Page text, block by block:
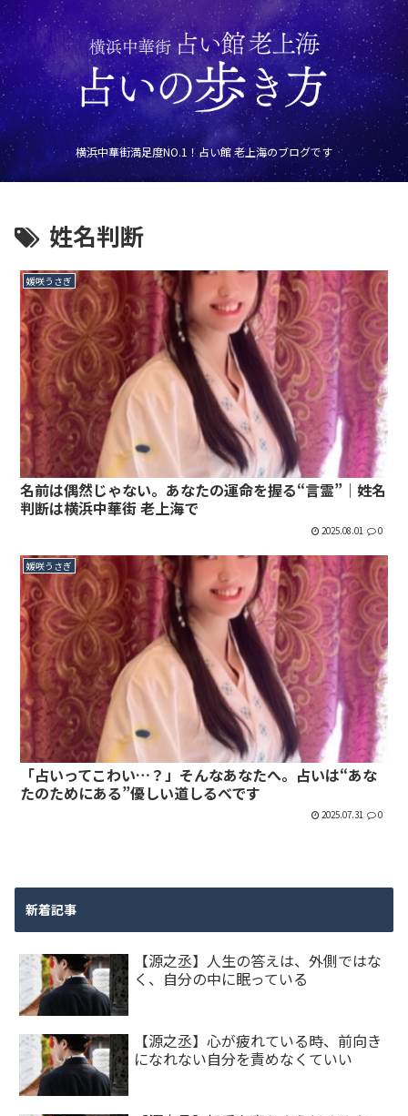
横浜中華街満足度NO.1！占い館 老上海のブログです
姓名判断
媛咲うさぎ
名前は偶然じゃない。あなたの運命を握る“言霊”｜姓名
判断は横浜中華街 老上海で
2025.08.01 0
媛咲うさぎ
「占いってこわい…？」そんなあなたへ。占いは“あな
たのためにある”優しい道しるべです
2025.07.31 0
新着記事
【源之丞】人生の答えは、外側ではな
く、自分の中に眠っている
【源之丞】心が疲れている時、前向き
になれない自分を責めなくていい